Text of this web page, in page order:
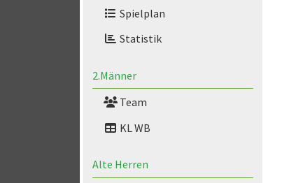
Spielplan
Statistik
2.Männer
Team
KL WB
Alte Herren